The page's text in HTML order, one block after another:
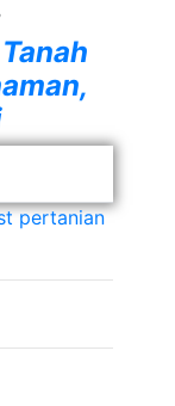
pertanian